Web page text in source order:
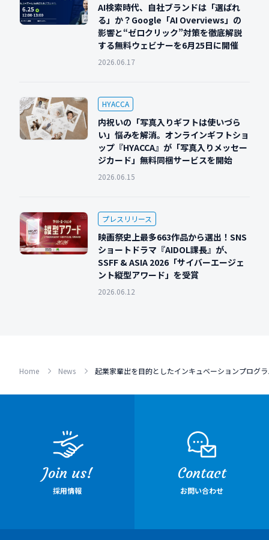
AI検索時代、自社ブランドは「選ばれ
る」か？Google「AI Overviews」の
影響と“ゼロクリック”対策を徹底解説
する無料ウェビナーを6月25日に開催
2026.06.17
HYACCA
内祝いの「写真入りギフトは使いづら
い」悩みを解消。オンラインギフトショ
ップ『HYACCA』が「写真入りメッセー
ジカード」無料同梱サービスを開始
2026.06.15
プレスリリース
映画祭史上最多663作品から選出！SNS
ショートドラマ『AIDOL課長』が、
SSFF & ASIA 2026「サイバーエージェ
ント縦型アワード」を受賞
2026.06.12
Home News 起業家輩出を目的としたインキュベーションプログ
Join us!
採用情報
Contact
お問い合わせ